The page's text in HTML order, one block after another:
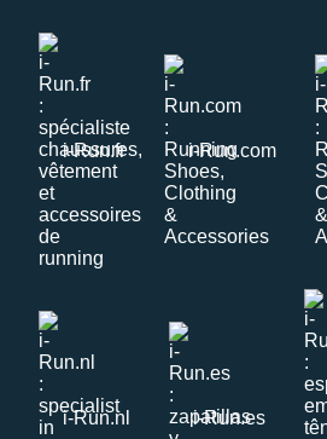
i-Run.fr i-Run.com
i-Run.nl i-Run.es